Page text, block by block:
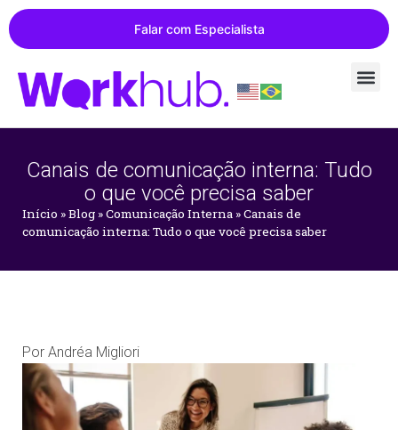
Falar com Especialista
Canais de comunicação interna: Tudo
o que você precisa saber
Início »Blog »Comunicação Interna »Canais de
comunicação interna: Tudo o que você precisa saber
Por Andréa Migliori